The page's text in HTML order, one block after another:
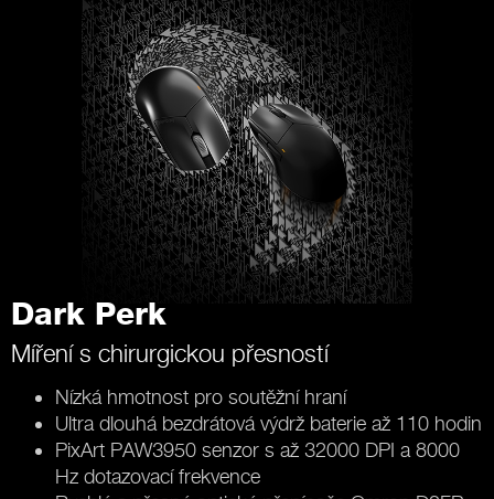
Dark Perk
Míření s chirurgickou přesností
Nízká hmotnost pro soutěžní hraní
Ultra dlouhá bezdrátová výdrž baterie až 110 hodin
PixArt PAW3950 senzor s až 32000 DPI a 8000
Hz dotazovací frekvence